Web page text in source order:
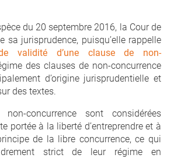
du 20 septembre 2016, la Cour de
sa jurisprudence, puisqu’elle rappelle
validité d’une clause de non-
des clauses de non-concurrence
d’origine jurisprudentielle et
des textes.
concurrence sont considérées
portée à la liberté d’entreprendre et à
de la libre concurrence, ce qui
strict de leur régime en